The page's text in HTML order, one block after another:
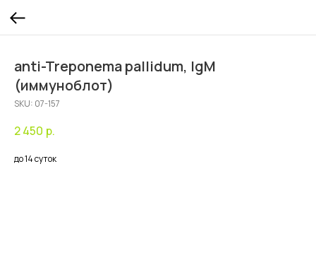
anti-Treponema pallidum, IgM
(иммуноблот)
SKU: 07-157
2 450 р.
до 14 суток